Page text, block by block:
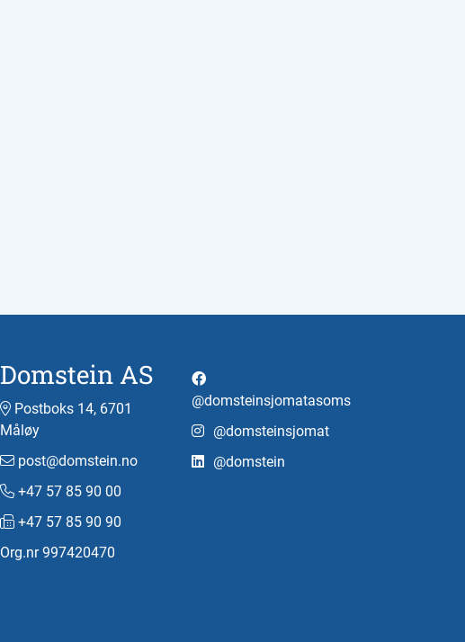
Domstein AS
Postboks 14, 6701
Måløy
post@domstein.no
+47 57 85 90 00
+47 57 85 90 90
Org.nr 997420470
@domsteinsjomatasoms
@domsteinsjomat
@domstein